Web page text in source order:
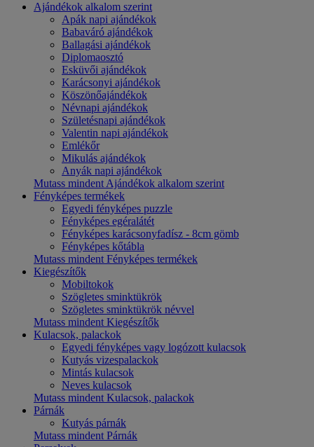
Ajándékok alkalom szerint
Apák napi ajándékok
Babaváró ajándékok
Ballagási ajándékok
Diplomaosztó
Esküvői ajándékok
Karácsonyi ajándékok
Köszönőajándékok
Névnapi ajándékok
Születésnapi ajándékok
Valentin napi ajándékok
Emlékőr
Mikulás ajándékok
Anyák napi ajándékok
Mutass mindent Ajándékok alkalom szerint
Fényképes termékek
Egyedi fényképes puzzle
Fényképes egéralátét
Fényképes karácsonyfadísz - 8cm gömb
Fényképes kőtábla
Mutass mindent Fényképes termékek
Kiegészítők
Mobiltokok
Szögletes sminktükrök
Szögletes sminktükrök névvel
Mutass mindent Kiegészítők
Kulacsok, palackok
Egyedi fényképes vagy logózott kulacsok
Kutyás vizespalackok
Mintás kulacsok
Neves kulacsok
Mutass mindent Kulacsok, palackok
Párnák
Kutyás párnák
Mutass mindent Párnák